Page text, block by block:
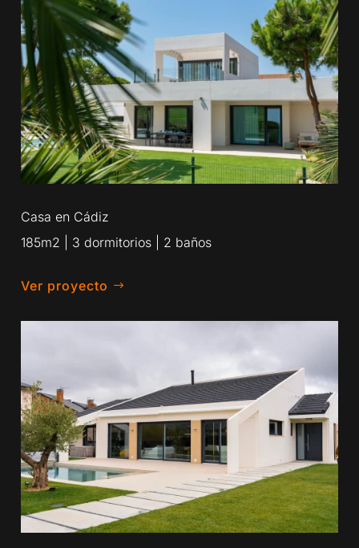
Casa en Cádiz
185m2 | 3 dormitorios | 2 baños
Ver proyecto